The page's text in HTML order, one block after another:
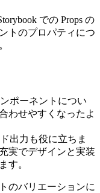
での Props の
トのプロパティにつ
ポーネントについ
わせやすくなったよ
出力も役に立ちま
実でデザインと実装
す。
のバリエーションに